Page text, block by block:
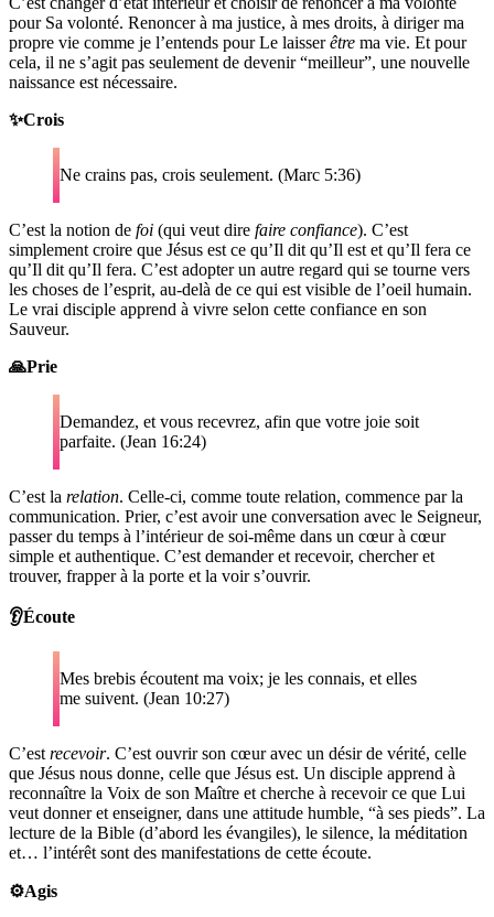
pour Sa volonté. Renoncer à ma justice, à mes droits, à diriger ma
propre vie comme je l’entends pour Le laisserêtre ma vie. Et pour
cela, il ne s’agit pas seulement de devenir “meilleur”, une nouvelle
naissance est nécessaire.
✨Crois
Ne crains pas, crois seulement. (Marc 5:36)
C’est la notion de foi (qui veut dire faire confiance). C’est
simplement croire que Jésus est ce qu’Il dit qu’Il est et qu’Il fera ce
qu’Il dit qu’Il fera. C’est adopter un autre regard qui se tourne vers
les choses de l’esprit, au-delà de ce qui est visible de l’oeil humain.
Le vrai disciple apprend à vivre selon cette confiance en son
Sauveur.
🙏Prie
Demandez, et vous recevrez, afin que votre joie soit
parfaite. (Jean 16:24)
C’est la relation. Celle-ci, comme toute relation, commence par la
communication. Prier, c’est avoir une conversation avec le Seigneur,
passer du temps à l’intérieur de soi-même dans un cœur à cœur
simple et authentique. C’est demander et recevoir, chercher et
trouver, frapper à la porte et la voir s’ouvrir.
👂Écoute
Mes brebis écoutent ma voix; je les connais, et elles
me suivent. (Jean 10:27)
C’est recevoir. C’est ouvrir son cœur avec un désir de vérité, celle
que Jésus nous donne, celle que Jésus est. Un disciple apprend à
reconnaître la Voix de son Maître et cherche à recevoir ce que Lui
veut donner et enseigner, dans une attitude humble, “à ses pieds”. La
lecture de la Bible (d’abord les évangiles), le silence, la méditation
et… l’intérêt sont des manifestations de cette écoute.
⚙️Agis